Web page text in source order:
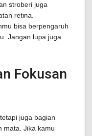
stroberi juga
retina.
bisa berpengaruh
Jangan lupa juga
Fokusan
juga bagian
mata. Jika kamu